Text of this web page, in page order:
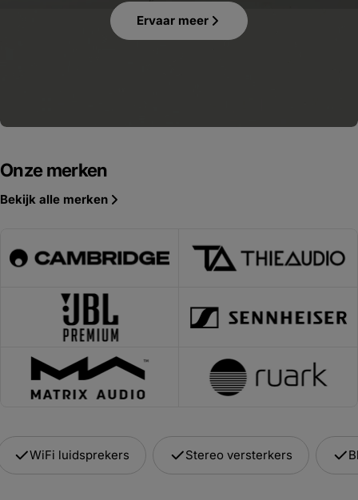
Ervaar meer
Onze merken
Bekijk alle merken
WiFi luidsprekers Stereo versterkers